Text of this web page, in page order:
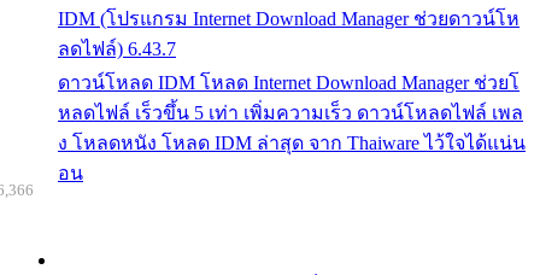
IDM (โปรแกรม Internet Download Manager ช่วยดาวน์โห
ลดไฟล์) 6.43.7
ดาวน์โหลด IDM โหลด Internet Download Manager ช่วยโ
หลดไฟล์ เร็วขึ้น 5 เท่า เพิ่มความเร็ว ดาวน์โหลดไฟล์ เพล
ง โหลดหนัง โหลด IDM ล่าสุด จาก Thaiware ไว้ใจได้แน่น
อน